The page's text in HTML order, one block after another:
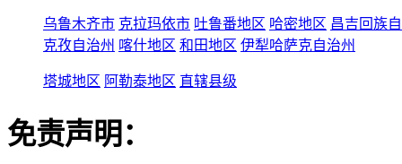
乌鲁木齐市 克拉玛依市 吐鲁番地区 哈密地区 昌吉回族
克孜自治州 喀什地区 和田地区 伊犁哈萨克自治州
塔城地区 阿勒泰地区 直辖县级
免责声明：